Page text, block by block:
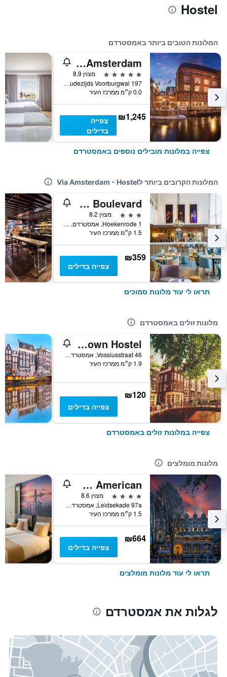
Hostel
המלונות הטובים ביותר באמסטרדם
Sofitel Legend The Grand Amsterdam
5 כוכבים
מצוין 8.9
Oudezijds Voorburgwal 197, אמסטרדם, מחוז צפון הולנד, הולנד
0.0 ק״מ ממרכז העיר
₪1,245
צפייה
בדילים
צפייה במלונות מובילים נוספים באמסטרדם
המלונות הקרובים ביותר לVia Amsterdam - Hostel
Hampton by Hilton Amsterdam/Arena Boulevard
3 כוכבים
מצוין 8.2
Hoekenrode 1, אמסטרדם, מחוז צפון הולנד, הולנד
1.5 ק״מ ממרכז העיר
₪359
צפייה בדילים
תראו לי עוד מלונות סמוכים
מלונות זולים באמסטרדם
The Flying Pig Uptown Hostel
Vossiusstraat 46, אמסטרדם, מחוז צפון הולנד, הולנד
1.9 ק״מ ממרכז העיר
₪120
צפייה בדילים
צפייה במלונות זולים באמסטרדם
מלונות מומלצים
Clayton Hotel Amsterdam American
4 כוכבים
מצוין 8.6
Leidsekade 97a, אמסטרדם, מחוז צפון הולנד, הולנד
1.5 ק״מ ממרכז העיר
₪664
צפייה בדילים
תראו לי עוד מלונות מומלצים
לגלות את אמסטרדם